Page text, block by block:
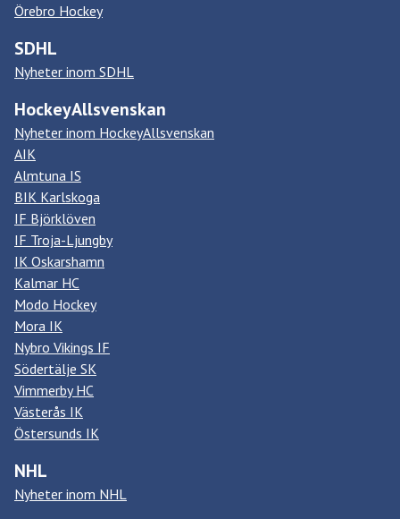
Örebro Hockey
SDHL
Nyheter inom SDHL
HockeyAllsvenskan
Nyheter inom HockeyAllsvenskan
AIK
Almtuna IS
BIK Karlskoga
IF Björklöven
IF Troja-Ljungby
IK Oskarshamn
Kalmar HC
Modo Hockey
Mora IK
Nybro Vikings IF
Södertälje SK
Vimmerby HC
Västerås IK
Östersunds IK
NHL
Nyheter inom NHL